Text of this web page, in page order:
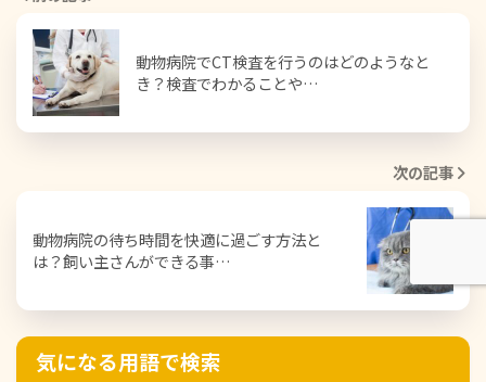
動物病院でCT検査を行うのはどのようなと
き？検査でわかることや…
次の記事
動物病院の待ち時間を快適に過ごす方法と
は？飼い主さんができる事…
気になる用語で検索